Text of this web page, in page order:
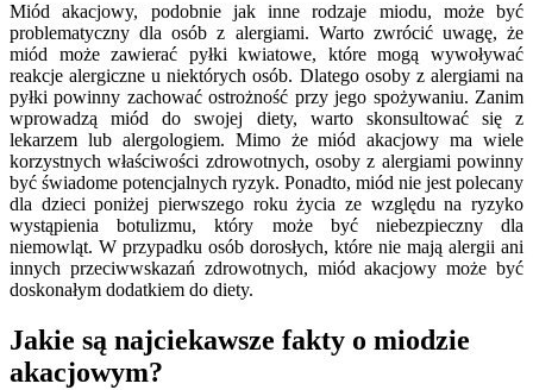
Miód akacjowy, podobnie jak inne rodzaje miodu, może być
problematyczny dla osób z alergiami. Warto zwrócić uwagę, że
miód może zawierać pyłki kwiatowe, które mogą wywoływać
reakcje alergiczne u niektórych osób. Dlatego osoby z alergiami na
pyłki powinny zachować ostrożność przy jego spożywaniu. Zanim
wprowadzą miód do swojej diety, warto skonsultować się z
lekarzem lub alergologiem. Mimo że miód akacjowy ma wiele
korzystnych właściwości zdrowotnych, osoby z alergiami powinny
być świadome potencjalnych ryzyk. Ponadto, miód nie jest polecany
dla dzieci poniżej pierwszego roku życia ze względu na ryzyko
wystąpienia botulizmu, który może być niebezpieczny dla
niemowląt. W przypadku osób dorosłych, które nie mają alergii ani
innych przeciwwskazań zdrowotnych, miód akacjowy może być
doskonałym dodatkiem do diety.
Jakie są najciekawsze fakty o miodzie
akacjowym?